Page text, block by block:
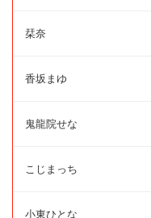
栞奈
香坂まゆ
鬼龍院せな
こじまっち
小東ひとな